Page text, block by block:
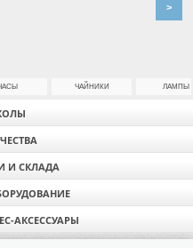
И СКЛАДА
АКСЕССУАРЫ
ЧАЙНИКИ ЛАМПЫ
>